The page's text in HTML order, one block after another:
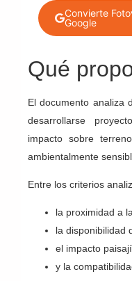
Convierte
Google
Qué
El documento analiza
desarrollarse
impacto sobre
ambientalmente
Entre los criterios
la proximidad a
la disponibilidad
el impacto
y la